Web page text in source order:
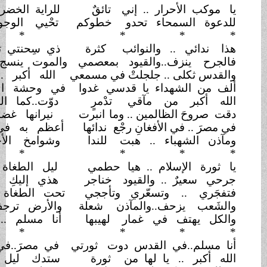
.. إني تائقٌ
تحدو
خطوكم
والنوائب كثرة
بمعصمي
.. جلجلتْ في مسمعي
يا قدسي غدوا
من مآقي تدْمرٍ
.. وما انبرت
رجْع
ندائها
.. هبت
للندا
.. هياحطمي
والقيود
خناجر
وتسعّري وتأججي
شعلة
في غمار
لهيبها
القدس دوت ثورتي
يا لها من ثورة
للراية الخضرا .. تضيء
سمائي
تحْيي الوجود بنورها
الوضاءِ
* *
*
ذي سِحنتي تنْبي بها .. ودمائي
والموت ينسج لي خيوط
ردائي
الله أكبر .. أين هم
أبنائي؟!
في وحشة الأخدود في البيداءِ
دوّت..كما البركان فيالأشلاءِ
نيرانها غضبى .. بكل
سماءِ
أعظم به في موطن
الإسراءِ
وشوامخ الأحرار في الفيحاءِ
* *
*
ليل الطغاة .. بفجرك الوضاءِ
هذي إليكِ .. وذمتي
ووفائي
تحت الطغاة .. وأوقدي
بدمائي
والأرض ترجف والفضاء
النائي
أنا مسلم .. فلتصدعي بندائي
* *
*
في مصرَ..في بغدادَ..في صنعاءِ
ستدك ليل الظلم ..والإغضاءِ